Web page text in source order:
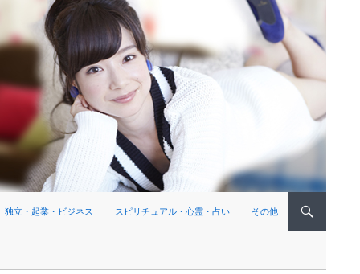
独立・起業・ビジネス スピリチュアル・心霊・占い その他